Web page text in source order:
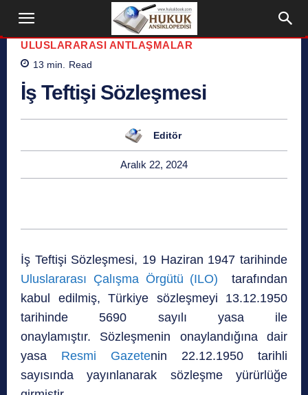
ULUSLARARASI ANTLAŞMALAR
13 min. Read
İş Teftişi Sözleşmesi
Editör
Aralık 22, 2024
İş Teftişi Sözleşmesi, 19 Haziran 1947 tarihinde
Uluslararası Çalışma Örgütü (ILO) tarafından
kabul edilmiş, Türkiye sözleşmeyi 13.12.1950
tarihinde 5690 sayılı yasa ile
onaylamıştır. Sözleşmenin onaylandığına dair
yasa Resmi Gazetenin 22.12.1950 tarihli
sayısında yayınlanarak sözleşme yürürlüğe